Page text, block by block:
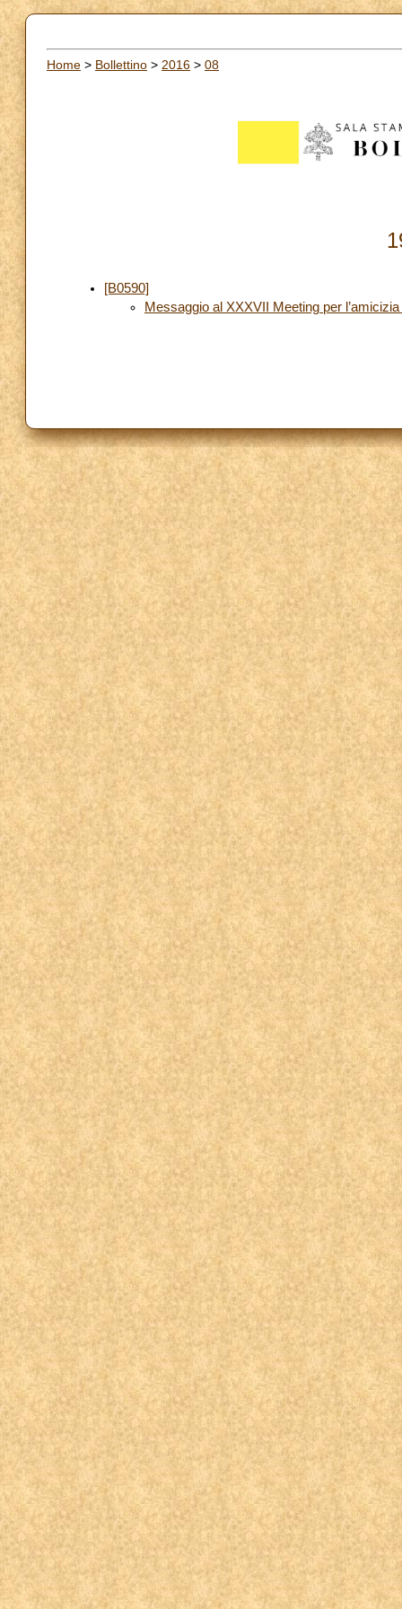
Home > Bollettino > 2016 > 08
[B0590]
Messaggio al XXXVII Meeting per